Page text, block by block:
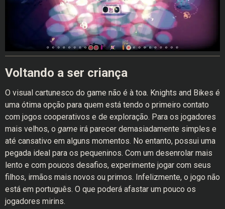
Voltando a ser criança
O visual cartunesco do game não é à toa. Knights and Bikes é
uma ótima opção para quem está tendo o primeiro contato
com jogos cooperativos e de exploração. Para os jogadores
mais velhos, o game irá parecer demasiadamente simples e
até cansativo em alguns momentos. No entanto, possui uma
pegada ideal para os pequeninos. Com um desenrolar mais
lento e com poucos desafios, experimente jogar com seus
filhos, irmãos mais novos ou primos. Infelizmente, o jogo não
está em português. O que poderá afastar um pouco os
jogadores mirins.